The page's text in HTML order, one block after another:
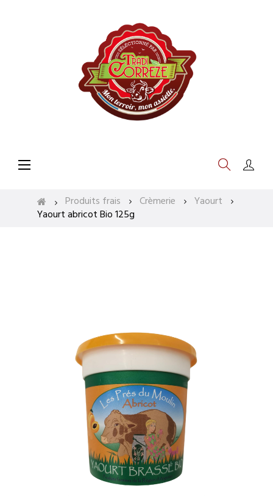
Basculer
la
☰
Produits frais Crèmerie
Yaourt
Yaourt abricot Bio 125g